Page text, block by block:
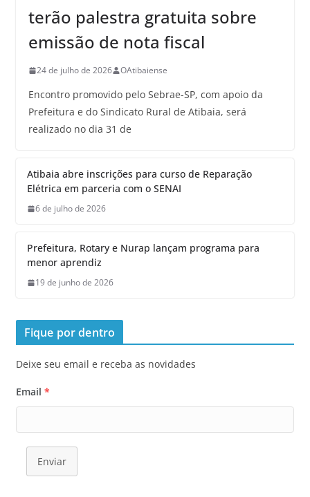
terão palestra gratuita sobre
emissão de nota fiscal
24 de julho de 2026 OAtibaiense
Encontro promovido pelo Sebrae-SP, com apoio da
Prefeitura e do Sindicato Rural de Atibaia, será
realizado no dia 31 de
Atibaia abre inscrições para curso de Reparação
Elétrica em parceria com o SENAI
6 de julho de 2026
Prefeitura, Rotary e Nurap lançam programa para
menor aprendiz
19 de junho de 2026
Fique por dentro
Deixe seu email e receba as novidades
Email *
Enviar